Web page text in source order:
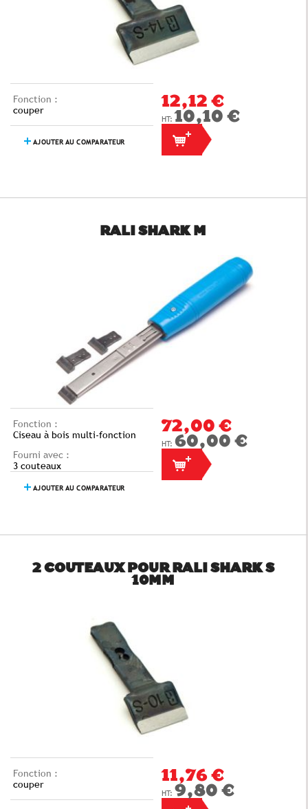
Fonction :
couper
AJOUTER AU COMPARATEUR
12,12 €
10,10 €
RALI SHARK M
Fonction :
Ciseau à bois multi-fonction
Fourni avec :
3 couteaux
AJOUTER AU COMPARATEUR
72,00 €
60,00 €
2 COUTEAUX POUR RALI SHARK S
10MM
Fonction :
couper
11,76 €
9,80 €